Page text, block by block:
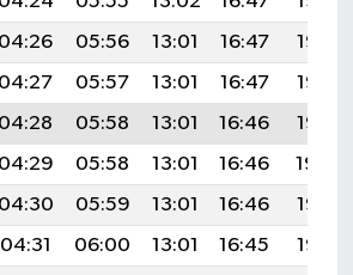
04:26 05:56 13:01 16:47
19:57
04:27 05:57 13:01 16:47
19:56
04:28 05:58 13:01 16:46
19:55
04:29 05:58 13:01 16:46
19:54
04:30 05:59 13:01 16:46
19:53
04:31 06:00 13:01 16:45
19:52